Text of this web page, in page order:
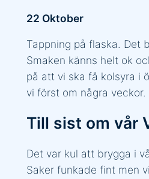
22 Oktober
Tappning på flaska. Det
Smaken känns helt ok
på att vi ska få kolsyra i
vi först om några veckor.
Till sist om vår
Det var kul att brygga i
Saker funkade fint men